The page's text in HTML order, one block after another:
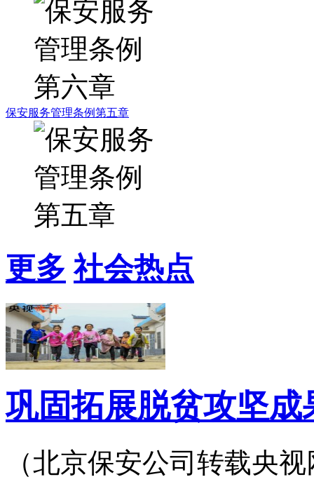
保安服务管理条例第五章
更多 社会热点
巩固拓展脱贫攻坚成
（北京保安公司转载央